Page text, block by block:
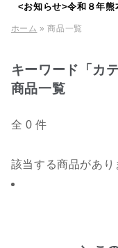
<お知らせ>令和８年
ホーム » 商品一覧
キーワード「カ
商品一覧
全 0 件
該当する商品があり